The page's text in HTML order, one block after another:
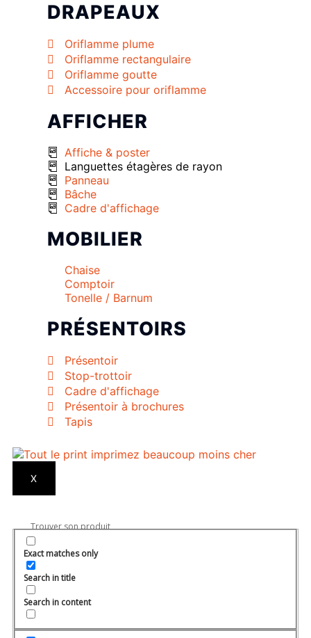
DRAPEAUX
Oriflamme plume
Oriflamme rectangulaire
Oriflamme goutte
Accessoire pour oriflamme
AFFICHER
Affiche & poster
Languettes étagères de rayon
Panneau
Bâche
Cadre d'affichage
MOBILIER
Chaise
Comptoir
Tonelle / Barnum
PRÉSENTOIRS
Présentoir
Stop-trottoir
Cadre d'affichage
Présentoir à brochures
Tapis
X
Exact matches only
Search in title
Search in content